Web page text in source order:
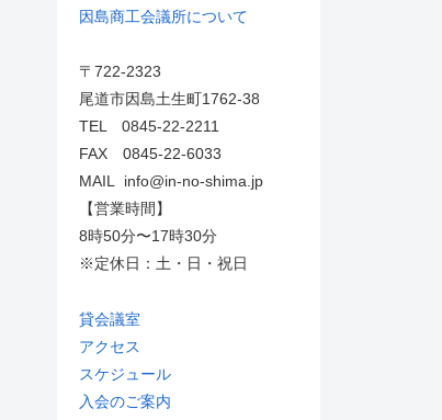
因島商工会議所について
〒722-2323
尾道市因島土生町1762-38
TEL 0845-22-2211
FAX 0845-22-6033
MAIL info@in-no-shima.jp
【営業時間】
8時50分〜17時30分
※定休日：土・日・祝日
貸会議室
アクセス
スケジュール
入会のご案内